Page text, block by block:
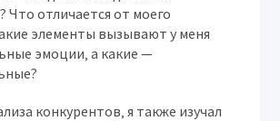
Что отличается от моего
элементы вызывают у меня
эмоции‚ а какие —
конкурентов‚ я также изучал